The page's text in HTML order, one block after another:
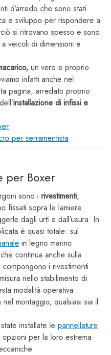
d’arredo che sono stati
e sviluppo per rispondere a
si ritrovano spesso e sono
veicoli di dimensioni e
un vero e proprio
infatti anche nel
pagina, arredato proprio
installazione di infissi e
per serramentista
per Boxer
sono i rivestimenti,
fissati sopra le lamiere
dagli urti e dall’usura. In
è quasi totale: sul
in legno marino
continua anche sulla
i rivestimenti
nello stabilimento di
modalità operativa
montaggio, qualsiasi sia il
installate le pannellature
per la loro estrema